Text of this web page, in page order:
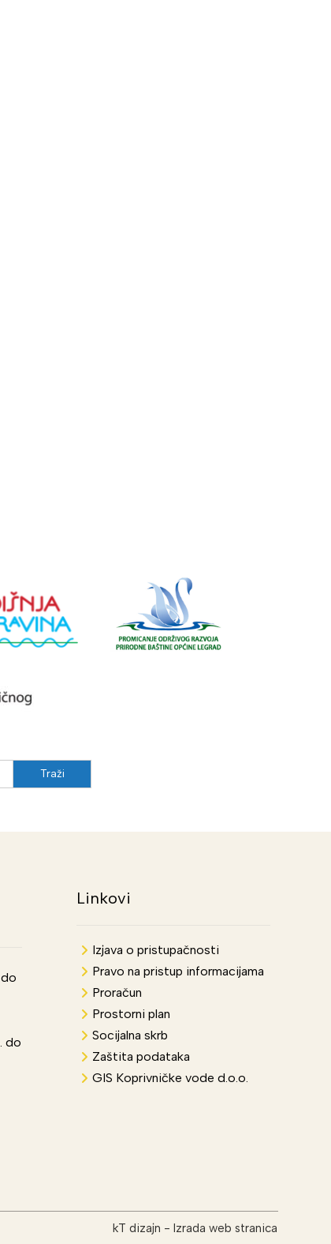
do
do
Linkovi
Izjava o pristupačnosti
Pravo na pristup informacijama
Proračun
Prostorni plan
Socijalna skrb
Zaštita podataka
GIS Koprivničke vode d.o.o.
kT dizajn -Izrada web stranica